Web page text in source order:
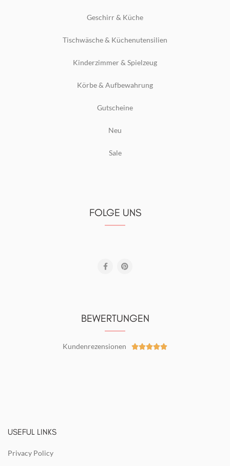
Geschirr & Küche
Tischwäsche & Küchenutensilien
Kinderzimmer & Spielzeug
Körbe & Aufbewahrung
Gutscheine
Neu
Sale
FOLGE UNS
BEWERTUNGEN
Kundenrezensionen 
USEFUL LINKS
Privacy Policy